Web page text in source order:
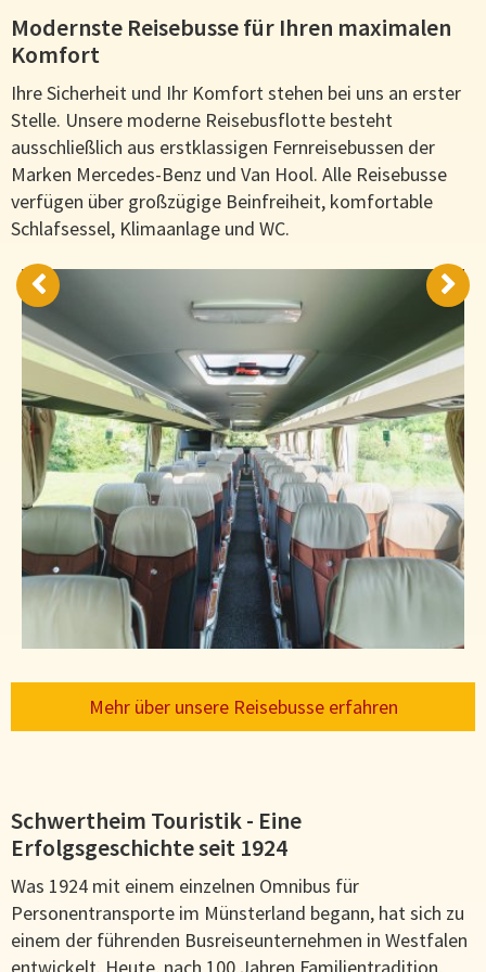
Modernste Reisebusse für Ihren maximalen
Komfort
Ihre Sicherheit und Ihr Komfort stehen bei uns an erster
Stelle. Unsere moderne Reisebusflotte besteht
ausschließlich aus erstklassigen Fernreisebussen der
Marken Mercedes-Benz und Van Hool. Alle Reisebusse
verfügen über großzügige Beinfreiheit, komfortable
Schlafsessel, Klimaanlage und WC.
Mehr über unsere Reisebusse erfahren
Schwertheim Touristik - Eine
Erfolgsgeschichte seit 1924
Was 1924 mit einem einzelnen Omnibus für
Personentransporte im Münsterland begann, hat sich zu
einem der führenden Busreiseunternehmen in Westfalen